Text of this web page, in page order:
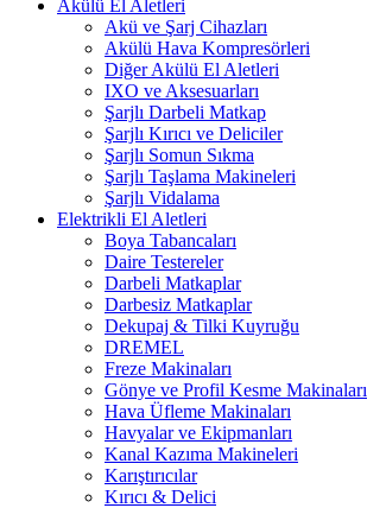
Akülü El Aletleri
Akü ve Şarj Cihazları
Akülü Hava Kompresörleri
Diğer Akülü El Aletleri
IXO ve Aksesuarları
Şarjlı Darbeli Matkap
Şarjlı Kırıcı ve Deliciler
Şarjlı Somun Sıkma
Şarjlı Taşlama Makineleri
Şarjlı Vidalama
Elektrikli El Aletleri
Boya Tabancaları
Daire Testereler
Darbeli Matkaplar
Darbesiz Matkaplar
Dekupaj & Tilki Kuyruğu
DREMEL
Freze Makinaları
Gönye ve Profil Kesme Makinaları
Hava Üfleme Makinaları
Havyalar ve Ekipmanları
Kanal Kazıma Makineleri
Karıştırıcılar
Kırıcı & Delici